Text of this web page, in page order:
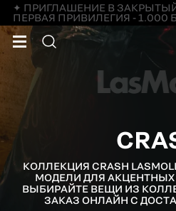
✦ ПРИГЛАШЕНИЕ В ЗАКРЫТЫЙ
ПЕРВАЯ ПРИВИЛЕГИЯ - 1.000
КОЛЛЕКЦИЯ CRASH
МОДЕЛИ ДЛЯ
ВЫБИРАЙТЕ ВЕЩИ ИЗ
ЗАКАЗ ОНЛАЙН С